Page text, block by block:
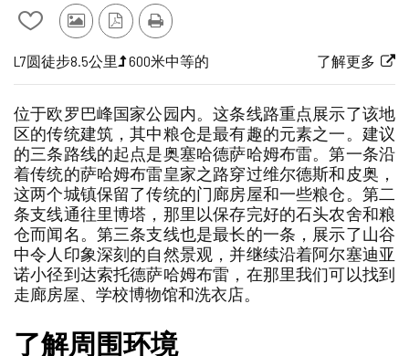
León
从
的
笔
本
中
添
加/
删
除
其
游
客
照
片
PDF
本
打
航
线
代
码
L7
旅
行
圆
一
半
徒步
长
度
8.5公里
高
程
梯
度
（米）
600米
路
线
难
度
中等的
链
接
到
外
部
网
站
了解更多
位于欧罗巴峰国家公园内。这条线路重点展示了该地
区的传统建筑，其中粮仓是最有趣的元素之一。建议
的三条路线的起点是奥塞哈德萨哈姆布雷。第一条沿
着传统的萨哈姆布雷皇家之路穿过维尔德斯和皮奥，
这两个城镇保留了传统的门廊房屋和一些粮仓。第二
条支线通往里博塔，那里以保存完好的石头农舍和粮
仓而闻名。第三条支线也是最长的一条，展示了山谷
中令人印象深刻的自然景观，并继续沿着阿尔塞迪亚
诺小径到达索托德萨哈姆布雷，在那里我们可以找到
走廊房屋、学校博物馆和洗衣店。
了解周围环境